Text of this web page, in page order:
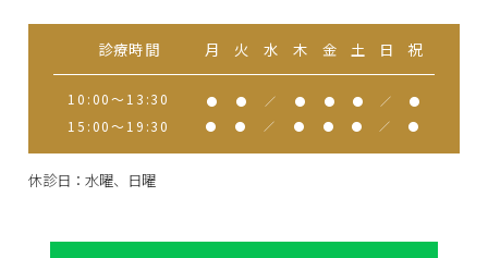
診療時間 月 火 水 木 金 土 日 祝
10:00～13:30 ● ● ／ ● ● ● ／ ●
15:00～19:30 ● ● ／ ● ● ● ／ ●
休診日：水曜、日曜